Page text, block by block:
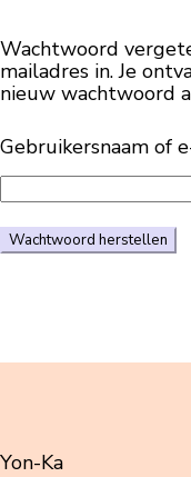
Wachtwoord
mailadres in. Je
nieuw wachtwoord
Gebruikersnaam of
Yon-Ka